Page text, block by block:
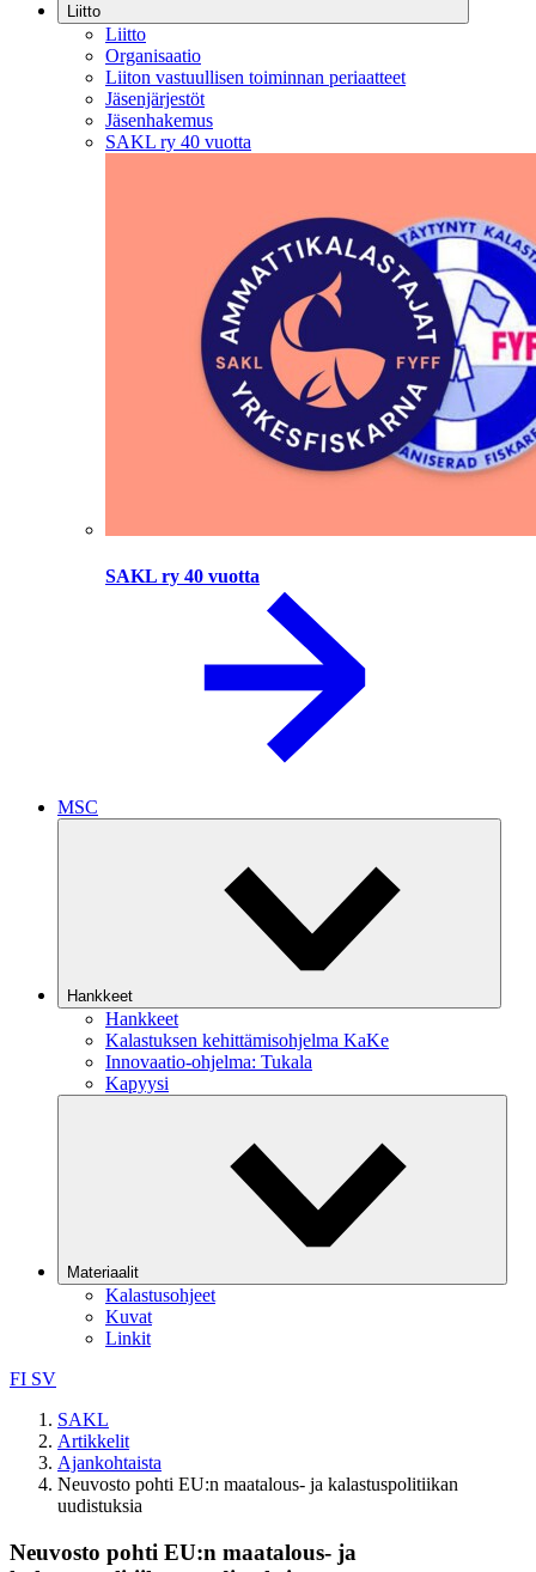
Liitto
Liitto
Organisaatio
Liiton vastuullisen toiminnan periaatteet
Jäsenjärjestöt
Jäsenhakemus
SAKL ry 40 vuotta
SAKL ry 40 vuotta
MSC
Hankkeet
Hankkeet
Kalastuksen kehittämisohjelma KaKe
Innovaatio-ohjelma: Tukala
Kapyysi
Materiaalit
Kalastusohjeet
Kuvat
Linkit
FI SV
SAKL
Artikkelit
Ajankohtaista
Neuvosto pohti EU:n maatalous- ja kalastuspolitiikan
uudistuksia
Neuvosto pohti EU:n maatalous- ja